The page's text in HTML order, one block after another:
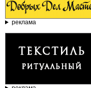
реклама